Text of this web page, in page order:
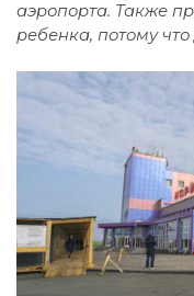
аэропорта. Также
ребенка, потому